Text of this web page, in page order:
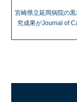
宮崎県立延岡病院の
究成果がJournal of